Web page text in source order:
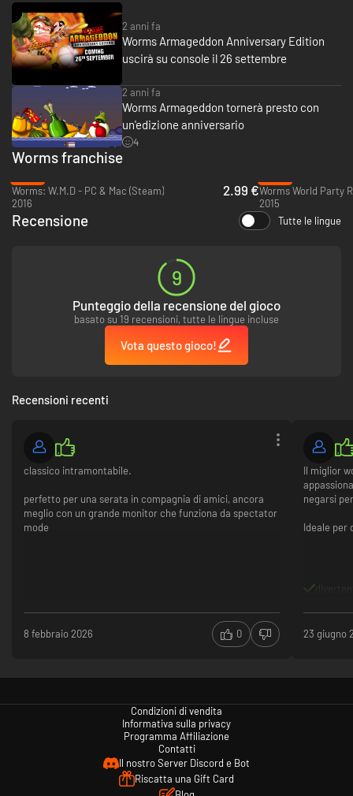
2 anni fa
Worms Armageddon Anniversary Edition
uscirà su console il 26 settembre
2 anni fa
Worms Armageddon tornerà presto con
un'edizione anniversario
4
Worms franchise
Worms: W.M.D - PC & Mac (Steam)
2016
2.99 €Worms World Party
2015
Recensione Tutte le lingue
9
Punteggio della recensione del gioco
basato su 19 recensioni, tutte le lingue incluse
Vota questo gioco!
Recensioni recenti
classico intramontabile.
perfetto per una serata in compagnia di amici, ancora
meglio con un grande monitor che funziona da spectator
mode
8 febbraio 2026 0
Il miglior
negarsi
Ideale per
23 giugno
Condizioni di vendita
Informativa sulla privacy
Programma Affiliazione
Contatti
Il nostro Server Discord e Bot
Riscatta una Gift Card